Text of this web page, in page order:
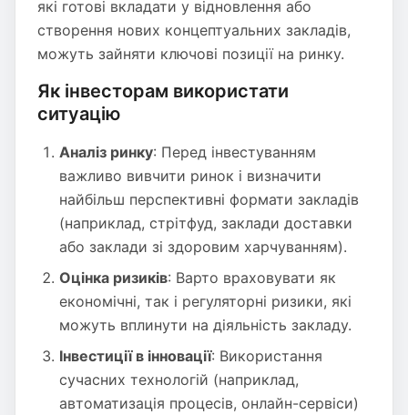
які готові вкладати у відновлення або
створення нових концептуальних закладів,
можуть зайняти ключові позиції на ринку.
Як інвесторам використати
ситуацію
Аналіз ринку: Перед інвестуванням
важливо вивчити ринок і визначити
найбільш перспективні формати закладів
(наприклад, стрітфуд, заклади доставки
або заклади зі здоровим харчуванням).
Оцінка ризиків: Варто враховувати як
економічні, так і регуляторні ризики, які
можуть вплинути на діяльність закладу.
Інвестиції в інновації: Використання
сучасних технологій (наприклад,
автоматизація процесів, онлайн-сервіси)